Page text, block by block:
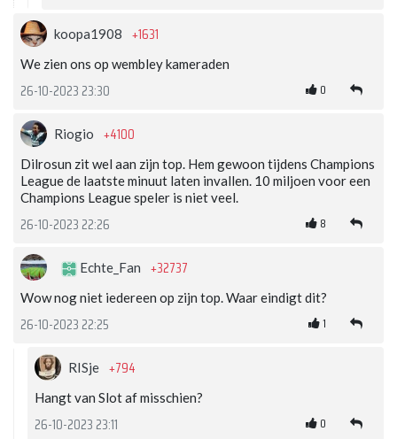
koopa1908 +1631
We zien ons op wembley kameraden
26-10-2023 23:30 0
Riogio +4100
Dilrosun zit wel aan zijn top. Hem gewoon tijdens Champions
League de laatste minuut laten invallen. 10 miljoen voor een
Champions League speler is niet veel.
26-10-2023 22:26 8
Echte_Fan +32737
Wow nog niet iedereen op zijn top. Waar eindigt dit?
26-10-2023 22:25 1
RISje +794
Hangt van Slot af misschien?
26-10-2023 23:11 0